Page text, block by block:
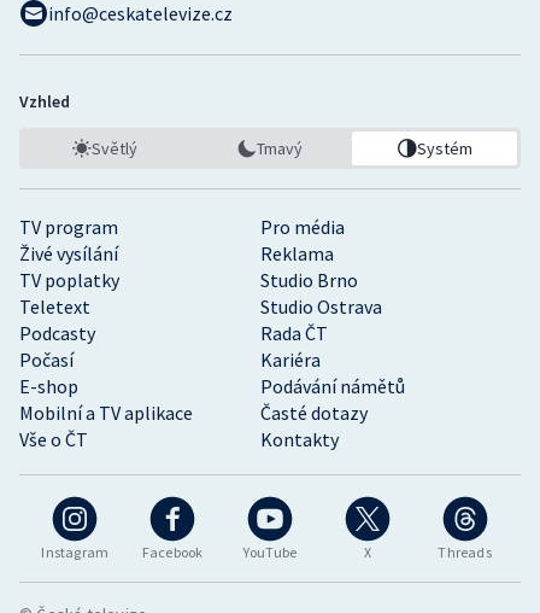
Instagram Facebook YouTube X Threads
TV program
Pro média
Živé vysílání
Reklama
TV poplatky
Studio Brno
Teletext
Studio Ostrava
Podcasty
Rada ČT
Počasí
Kariéra
E-shop
Podávání námětů
Mobilní a TV aplikace
Časté dotazy
Vše o ČT
Kontakty
info@ceskatelevize.cz
Vzhled
Světlý Tmavý Systém